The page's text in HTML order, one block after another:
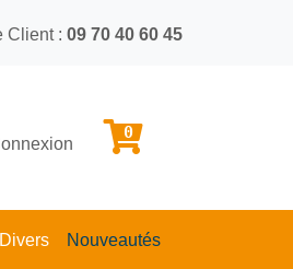
Client : 09 70 40 60 45
0
Divers Nouveautés